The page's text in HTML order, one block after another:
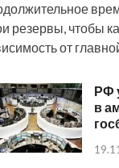
резервы, чтобы
от
РФ
в